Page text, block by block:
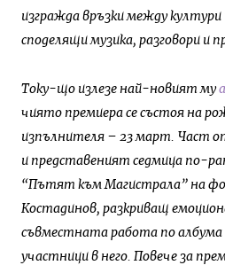
изгражда връзки между култури
споделящи музика, разговори и
Току-що излезе най-новият му
чиято премиера се състоя на
изпълнителя – 23 март. Част
и представеният седмица по-
“Пътят към Магистрала” на
Костадинов, разкриващ
съвместната работа по албума
участници в него. Повече за